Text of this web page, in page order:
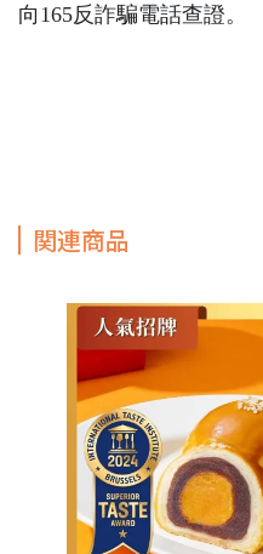
向165反詐騙電話查證。
関連商品